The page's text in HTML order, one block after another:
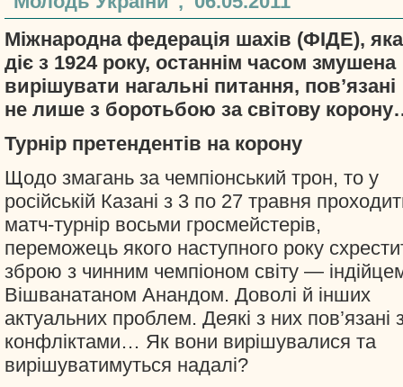
Міжнародна федерація шахів (ФІДЕ), яка
діє з 1924 року, останнім часом змушена
вирішувати нагальні питання, пов’язані
не лише з боротьбою за світову
Турнір претендентів на корону
Щодо змагань за чемпіонський трон, то у
російській Казані з 3 по 27 травня
матч-турнір восьми гросмейстерів,
переможець якого наступного року
зброю з чинним чемпіоном світу —
Вішванатаном Анандом. Доволі й інших
актуальних проблем. Деякі з них пов’язані
конфліктами… Як вони вирішувалися та
вирішуватимуться надалі?